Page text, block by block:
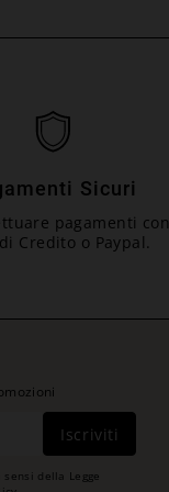
Sicuri
pagamenti con
Credito o Paypal.
Iscriviti
della Legge